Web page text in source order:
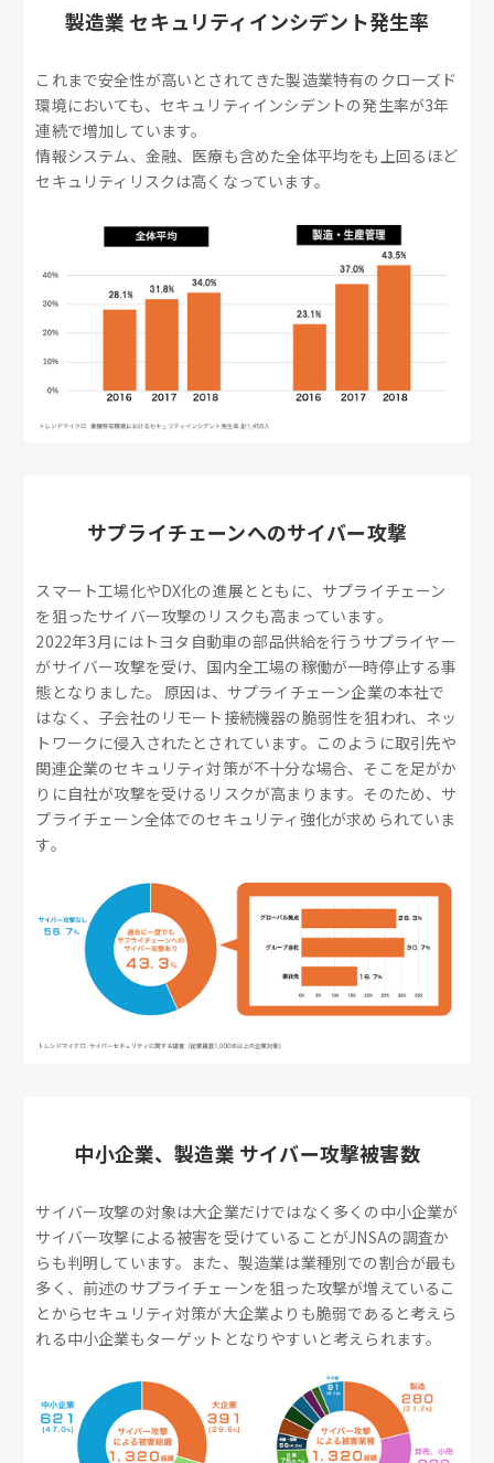
製造業 セキュリティインシデント発生率
これまで安全性が高いとされてきた製造業特有のクローズド
環境においても、セキュリティインシデントの発生率が3年
連続で増加しています。
情報システム、金融、医療も含めた全体平均をも上回るほど
セキュリティリスクは高くなっています。
サプライチェーンへのサイバー攻撃
スマート工場化やDX化の進展とともに、サプライチェーン
を狙ったサイバー攻撃のリスクも高まっています。
2022年3月にはトヨタ自動車の部品供給を行うサプライヤー
がサイバー攻撃を受け、国内全工場の稼働が一時停止する事
態となりました。 原因は、サプライチェーン企業の本社で
はなく、子会社のリモート接続機器の脆弱性を狙われ、ネッ
トワークに侵入されたとされています。このように取引先や
関連企業のセキュリティ対策が不十分な場合、そこを足がか
りに自社が攻撃を受けるリスクが高まります。そのため、サ
プライチェーン全体でのセキュリティ強化が求められていま
す。
中小企業、製造業 サイバー攻撃被害数
サイバー攻撃の対象は大企業だけではなく多くの中小企業が
サイバー攻撃による被害を受けていることがJNSAの調査か
らも判明しています。また、製造業は業種別での割合が最も
多く、前述のサプライチェーンを狙った攻撃が増えているこ
とからセキュリティ対策が大企業よりも脆弱であると考えら
れる中小企業もターゲットとなりやすいと考えられます。